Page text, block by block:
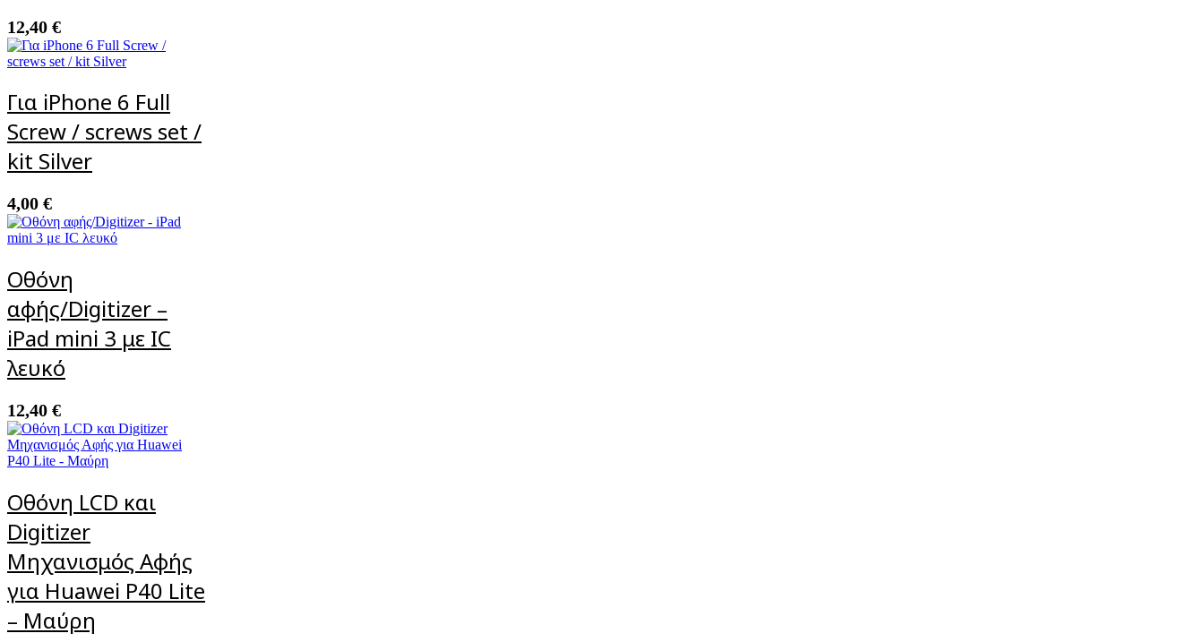
12,40 €
Για iPhone 6 Full
Screw / screws set /
kit Silver
4,00 €
Οθόνη
αφής/Digitizer –
iPad mini 3 με IC
λευκό
12,40 €
Οθόνη LCD και
Digitizer
Μηχανισμός Αφής
για Huawei P40 Lite
– Μαύρη